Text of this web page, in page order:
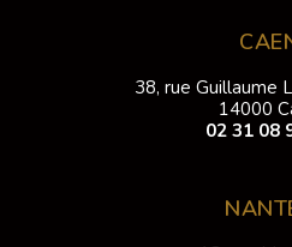
38, rue Guillaume
14000
02 31 08